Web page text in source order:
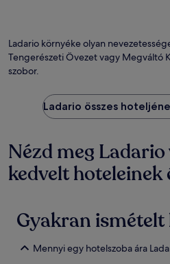
Ladario környéke olyan
Tengerészeti Övezet vagy Megváltó
szobor.
Ladario összes
Nézd meg
kedvelt hoteleinek
Gyakran ismételt
Mennyi egy hotelszoba ára